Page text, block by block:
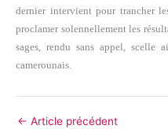
dernier intervient pour trancher
proclamer solennellement les
sages, rendu sans appel, scelle
camerounais.
← Article précédent